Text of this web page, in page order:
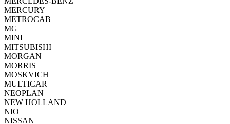
MERCURY
METROCAB
MG
MINI
MITSUBISHI
MORGAN
MORRIS
MOSKVICH
MULTICAR
NEOPLAN
NEW HOLLAND
NIO
NISSAN